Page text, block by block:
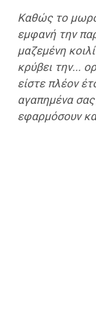
Καθώς το μωρό
εμφανή την
μαζεμένη
κρύβει την...
είστε πλέον
αγαπημένα
εφαρμόσουν